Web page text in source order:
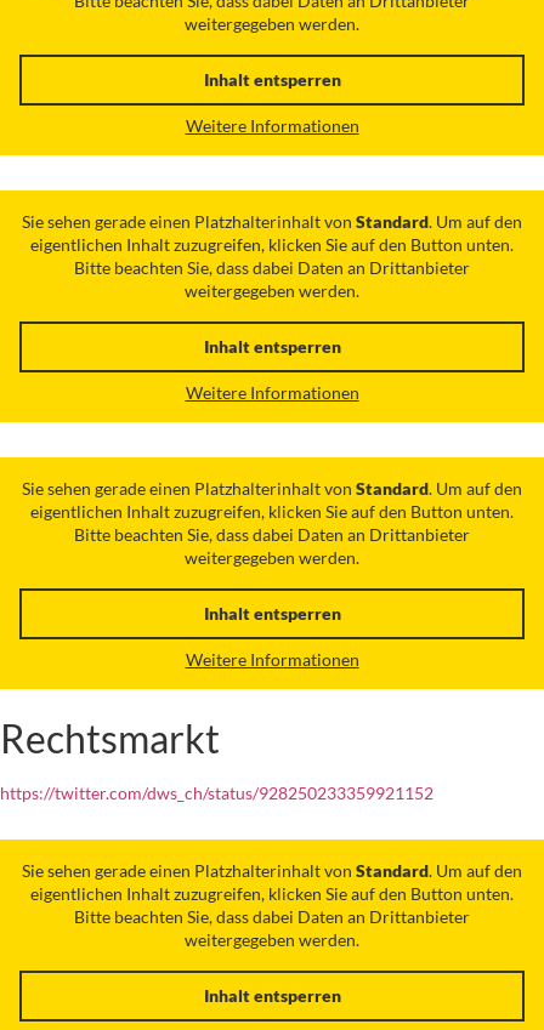
weitergegeben werden.
Inhalt entsperren
Weitere Informationen
Sie sehen gerade einen Platzhalterinhalt von Standard. Um auf den
eigentlichen Inhalt zuzugreifen, klicken Sie auf den Button unten.
Bitte beachten Sie, dass dabei Daten an Drittanbieter
weitergegeben werden.
Inhalt entsperren
Weitere Informationen
Sie sehen gerade einen Platzhalterinhalt von Standard. Um auf den
eigentlichen Inhalt zuzugreifen, klicken Sie auf den Button unten.
Bitte beachten Sie, dass dabei Daten an Drittanbieter
weitergegeben werden.
Inhalt entsperren
Weitere Informationen
Rechtsmarkt
https://twitter.com/dws_ch/status/928250233359921152
Sie sehen gerade einen Platzhalterinhalt von Standard. Um auf den
eigentlichen Inhalt zuzugreifen, klicken Sie auf den Button unten.
Bitte beachten Sie, dass dabei Daten an Drittanbieter
weitergegeben werden.
Inhalt entsperren